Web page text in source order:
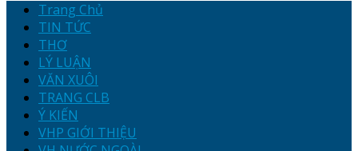
Trang Chủ
TIN TỨC
THƠ
LÝ LUẬN
VĂN XUÔI
TRANG CLB
Ý KIẾN
VHP GIỚI THIỆU